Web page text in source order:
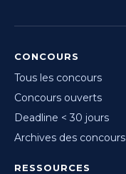
CONCOURS
Tous les concours
Concours ouverts
Deadline < 30 jours
Archives des concours
RESSOURCES